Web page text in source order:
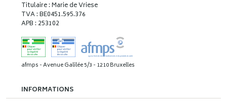
Titulaire : Marie de Vriese
TVA : BE0451.595.376
APB : 253102
afmps - Avenue Galilée 5/3 - 1210 Bruxelles
INFORMATIONS